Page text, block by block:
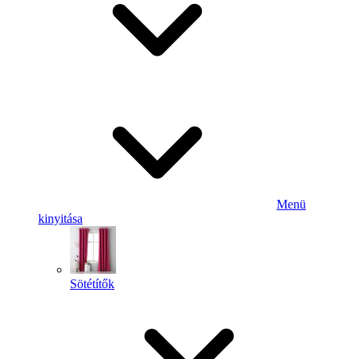
Menü
kinyitása
Sötétítők